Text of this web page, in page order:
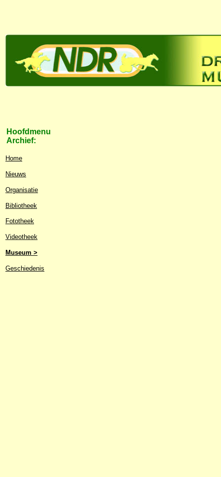
Hoofdmenu
Archief:
Home
Nieuws
Organisatie
Bibliotheek
Fototheek
Videotheek
Museum >
Geschiedenis